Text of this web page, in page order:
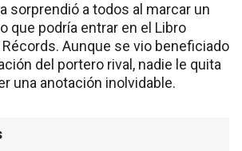
sorprendió a todos al marcar un
que podría entrar en el Libro
Aunque se vio beneficiado
del portero rival, nadie le quita
una anotación inolvidable.